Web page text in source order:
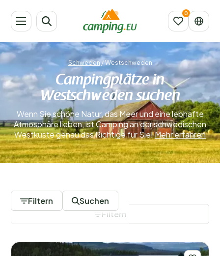
Schweden/Westschweden
Campingplätze in
Westschweden suchen
Wenn Sie schöne Natur, das Meer und eine lebhafte
Atmosphäre lieben, ist Camping an der schwedischen
Westküste genau das Richtige für Sie!Mehr erfahren
Filtern Suchen
Filtern